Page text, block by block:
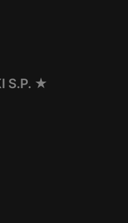
S.P. ★